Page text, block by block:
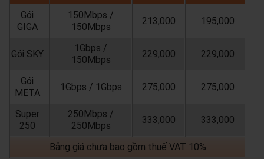
Gói
GIGA
150Mbps /
150Mbps
213,000 195,000
Gói SKY
1Gbps /
150Mbps
229,000 229,000
Gói
META
1Gbps / 1Gbps 275,000 275,000
Super
250
250Mbps /
250Mbps
333,000 333,000
Bảng giá chưa bao gồm thuế VAT 10%